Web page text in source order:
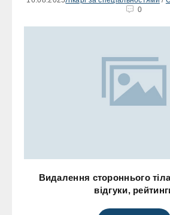
0
Видалення стороннього
відгуки,